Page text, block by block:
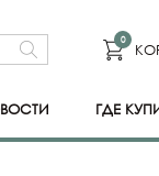
0
ГДЕ